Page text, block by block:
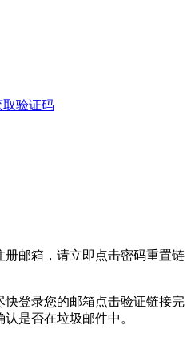
取验证码
邮箱，请立即点击密码重置链
快登录您的邮箱点击验证链接完
是否在垃圾邮件中。